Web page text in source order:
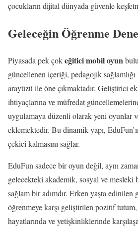
çocukların dijital dünyada güvenle
Geleceğin Öğrenme
Piyasada pek çokeğitici mobil oyun
güncellenen içeriği, pedagojik sağlamlığı
arayüzü ile öne çıkmaktadır. Geliştirici
ihtiyaçlarına ve müfredat
uygulamaya düzenli olarak yeni oyunlar
eklemektedir. Bu dinamik yapı,
çekici kalmasını sağlar.
EduFun sadece bir oyun değil, aynı
gelecekteki akademik, sosyal ve mesleki
sağlam bir adımdır. Erken yaşta edinilen
öğrenmeye karşı geliştirilen pozitif
hayatlarında ve yetişkinliklerinde